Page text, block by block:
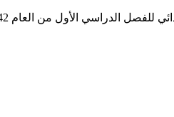
1442 هجري، وتشمل المقطع الساكن وأشكال الحرف